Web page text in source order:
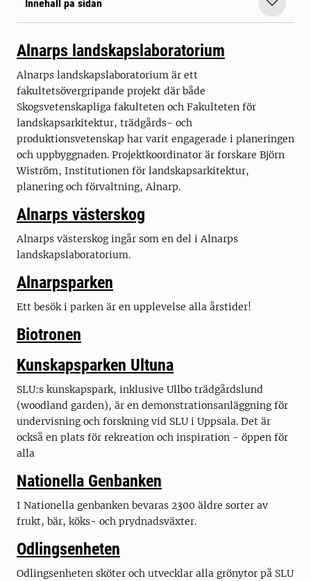
Innehåll på sidan
Alnarps landskapslaboratorium
Alnarps landskapslaboratorium är ett
fakultetsövergripande projekt där både
Skogsvetenskapliga fakulteten och Fakulteten för
landskapsarkitektur, trädgårds- och
produktionsvetenskap har varit engagerade i planeringen
och uppbyggnaden. Projektkoordinator är forskare Björn
Wiström, Institutionen för landskapsarkitektur,
planering och förvaltning, Alnarp.
Alnarps västerskog
Alnarps västerskog ingår som en del i Alnarps
landskapslaboratorium.
Alnarpsparken
Ett besök i parken är en upplevelse alla årstider!
Biotronen
Kunskapsparken Ultuna
SLU:s kunskapspark, inklusive Ullbo trädgårdslund
(woodland garden), är en demonstrationsanläggning för
undervisning och forskning vid SLU i Uppsala. Det är
också en plats för rekreation och inspiration - öppen för
alla
Nationella Genbanken
I Nationella genbanken bevaras 2300 äldre sorter av
frukt, bär, köks- och prydnadsväxter.
Odlingsenheten
Odlingsenheten sköter och utvecklar alla grönytor på SLU